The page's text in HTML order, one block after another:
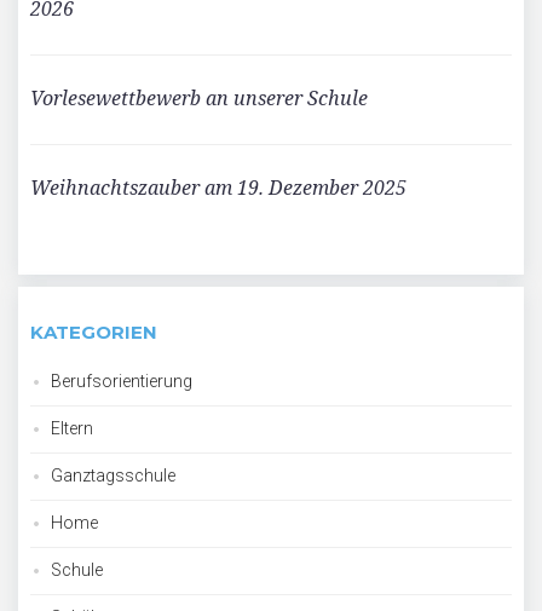
2026
Vorlesewettbewerb an unserer Schule
Weihnachtszauber am 19. Dezember 2025
KATEGORIEN
Berufsorientierung
Eltern
Ganztagsschule
Home
Schule